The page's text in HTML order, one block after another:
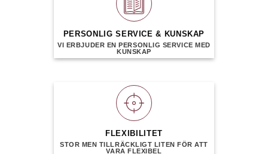
PERSONLIG SERVICE & KUNSKAP
VI ERBJUDER EN PERSONLIG SERVICE MED
KUNSKAP
FLEXIBILITET
STOR MEN TILLRÄCKLIGT LITEN FÖR ATT
VARA FLEXIBEL